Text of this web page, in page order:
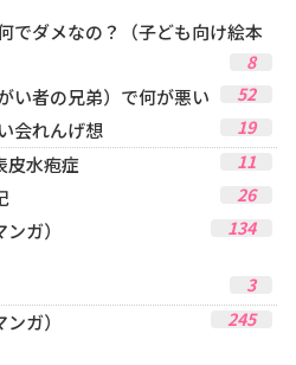
でダメなの？（子ども向け絵本
8
い者の兄弟）で何が悪い 52
会れんげ想 19
皮水疱症 11
26
ガ） 134
3
ガ） 245